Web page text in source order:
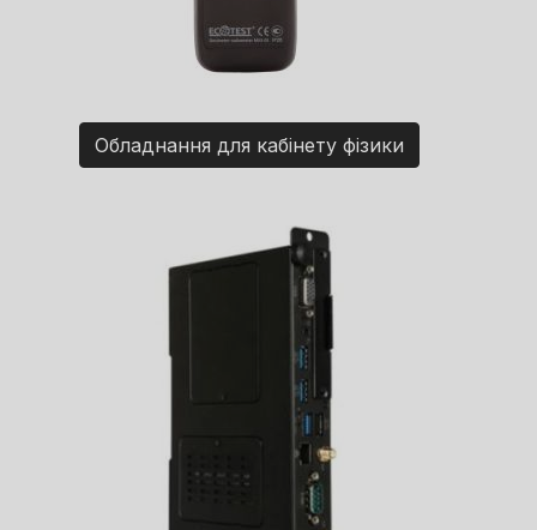
Обладнання для кабінету фізики